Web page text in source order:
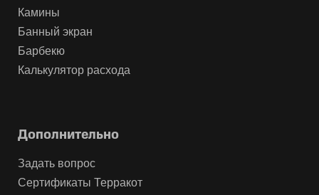
Камины
Банный экран
Барбекю
Калькулятор расхода
Дополнительно
Задать вопрос
Сертификаты Терракот